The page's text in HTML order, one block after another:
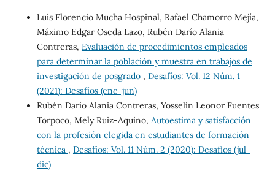
Luis Florencio Mucha Hospinal, Rafael Chamorro Mejía,
Máximo Edgar Oseda Lazo, Rubén Darío Alania
Contreras, Evaluación de procedimientos empleados
para determinar la población y muestra en trabajos de
investigación de posgrado , Desafíos: Vol. 12 Núm. 1
(2021): Desafíos (ene-jun)
Rubén Darío Alania Contreras, Yosselin Leonor Fuentes
Torpoco, Mely Ruiz-Aquino, Autoestima y satisfacción
con la profesión elegida en estudiantes de formación
técnica , Desafíos: Vol. 11 Núm. 2 (2020): Desafíos (jul-
dic)